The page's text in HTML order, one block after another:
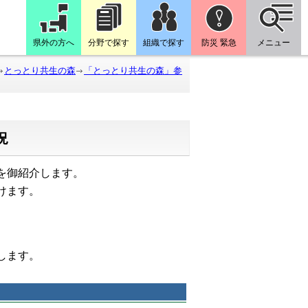
県外の方へ 分野で探す 組織で探す 防災 緊急 メニュー
とっとり共生の森
「とっとり共生の森」参
紹介します。
す。
ます。